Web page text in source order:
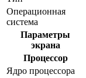
Операционная
система
Параметры
экрана
Процессор
Ядро процессора